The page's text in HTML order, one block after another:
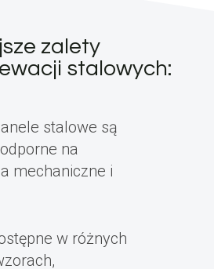
zalety
stalowych:
stalowe są
na
mechaniczne i
w różnych